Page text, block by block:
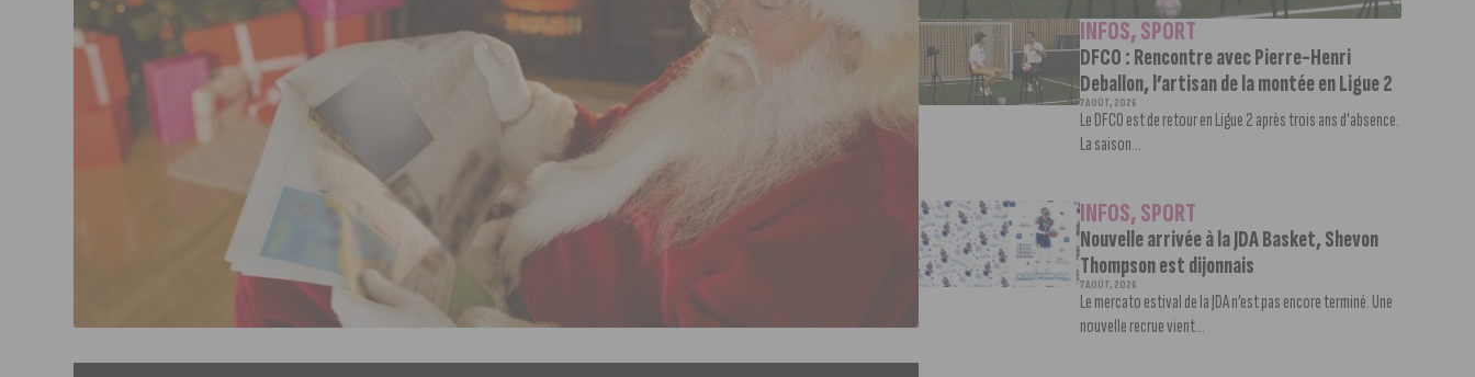
INFOS,SPORT
DFCO : Rencontre avec Pierre-Henri
Deballon, l’artisan de la montée en Ligue 2
7 AOÛT, 2026
Le DFCO est de retour en Ligue 2 après trois ans d’absence.
La saison...
INFOS,SPORT
Nouvelle arrivée à la JDA Basket, Shevon
Thompson est dijonnais
7 AOÛT, 2026
Le mercato estival de la JDA n’est pas encore terminé. Une
nouvelle recrue vient...